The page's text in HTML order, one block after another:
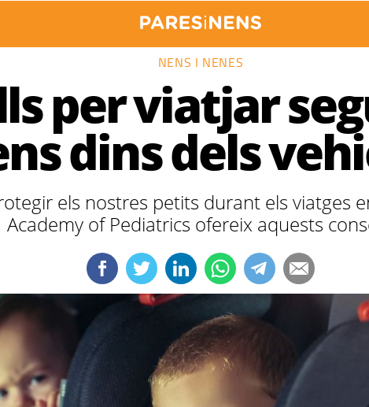
NENS I NENES
per viatjar
dins dels
els nostres petits durant els viatges
Academy of Pediatrics ofereix aquests